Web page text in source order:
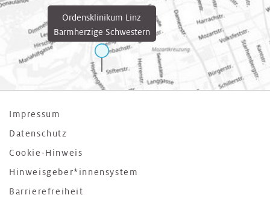
Ordensklinikum Linz
Barmherzige Schwestern
Impressum
Datenschutz
Cookie-Hinweis
Hinweisgeber*innensystem
Barrierefreiheit